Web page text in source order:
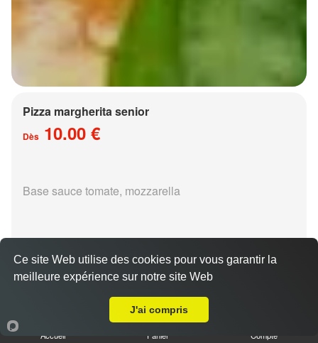
Pizza margherita senior
Dès 10.00 €
Base sauce tomate, mozzarella
Accueil Panier Compte
Ce site Web utilise des cookies pour vous garantir la
meilleure expérience sur notre site Web
J'ai compris